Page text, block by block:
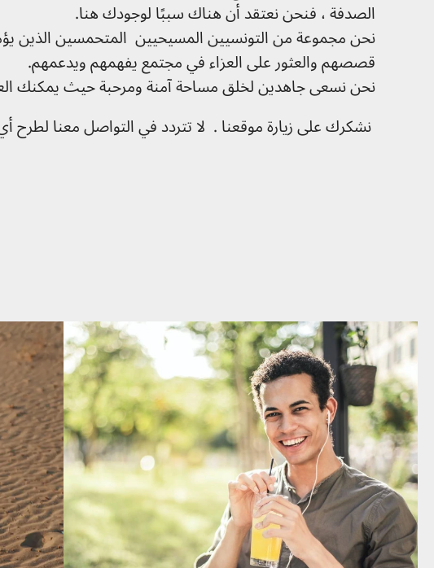
الصدفة ، فنحن نعتقد أن هناك سببًا لوجودك هنا.
نحن مجموعة من التونسيين المسيحيين المتحمسين الذين
قصصهم والعثور على العزاء في مجتمع يفهمهم ويدعمهم.
نحن نسعى جاهدين لخلق مساحة آمنة ومرحبة حيث يمكنك
نشكرك على زيارة موقعنا . لا تتردد في التواصل معنا لطرح